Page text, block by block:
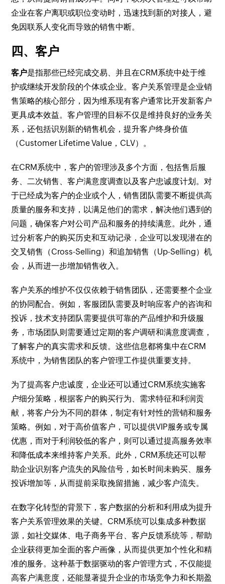
企业在客户离职或职位变动时，迅速找到新的对接人，避
免因联系人变化而导致的销售中断。
四、客户
客户是指那些已经完成交易、并且在CRM系统中处于维
护或继续开发阶段的个体或企业。客户关系管理是企业销
售策略的核心部分，因为维系现有客户通常比开发新客户
更具成本效益。客户管理的目标不仅是维持良好的业务关
系，还包括识别新的销售机会，提升客户终身价值
（Customer Lifetime Value，CLV）。
在CRM系统中，客户的管理涉及多个方面，包括售后服
务、二次销售、客户满意度调查以及客户忠诚度计划。对
于已经成为客户的企业或个人，销售团队需要不断提供高
质量的服务和支持，以满足他们的需求，解决他们遇到的
问题，确保客户对公司产品和服务的持续满意。此外，通
过分析客户的购买历史和互动记录，企业可以发现潜在的
交叉销售（Cross-Selling）和追加销售（Up-Selling）机
会，从而进一步增加销售收入。
客户关系的维护不仅仅依赖于销售团队，还需要整个企业
的协同配合。例如，客服团队需要及时响应客户的咨询和
投诉，技术支持团队需要提供可靠的产品维护和升级服
务，市场团队则需要通过定期的客户调研和满意度调查，
了解客户的真实需求和反馈。这些信息都将集中在CRM
系统中，为销售团队的客户管理工作提供重要支持。
为了提高客户忠诚度，企业还可以通过CRM系统实施客
户细分策略，根据客户的购买行为、需求特征和利润贡
献，将客户分为不同的群体，制定有针对性的营销和服务
策略。例如，对于高价值客户，可以提供VIP服务或专属
优惠，而对于利润较低的客户，则可以通过提高服务效率
和降低成本来维持客户关系。此外，CRM系统还可以帮
助企业识别客户流失的风险信号，如长时间未购买、服务
投诉增加等，从而提前采取挽留措施，减少客户流失。
在数字化转型的背景下，客户数据的分析和利用成为提升
客户关系管理效果的关键。CRM系统可以集成多种数据
源，如社交媒体、电子商务平台、客户反馈系统等，帮助
企业获得更加全面的客户画像，从而提供更加个性化和精
准的服务。这种基于数据驱动的客户管理方式，不仅能提
高客户满意度，还能显著提升企业的市场竞争力和长期盈